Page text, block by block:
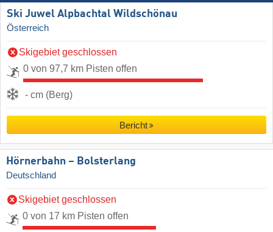
Ski Juwel Alpbachtal Wildschönau
Österreich
Skigebiet geschlossen
0 von 97,7 km Pisten offen
- cm (Berg)
Bericht
Hörnerbahn – Bolsterlang
Deutschland
Skigebiet geschlossen
0 von 17 km Pisten offen